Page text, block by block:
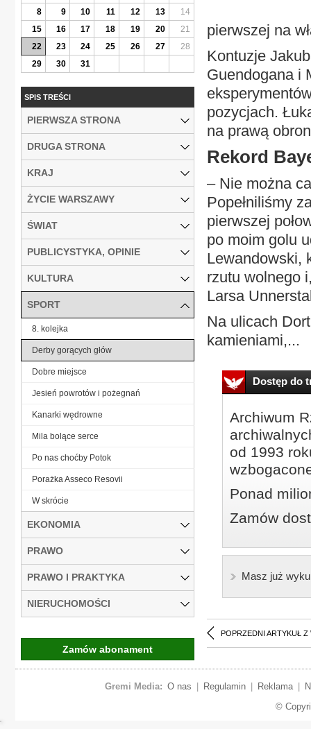
pierwszej na
Kontuzje
Guendogana i
pozycjach.
na prawą
Rekord
– Nie można
Popełniliśmy
pierwszej
po moim golu
Lewandowski,
rzutu wolnego
Larsa
Na ulicach
kamieniami,...
Dostęp do
Archiwum
od 1993
Ponad
Zamów
Masz już
POPRZEDNI ARTYKUŁ Z
8
9 10 11 12 13
14
15
16 17 18 19 20
21
22
23 24 25 26 27
28
29
30 31
SPIS TREŚCI
PIERWSZA STRONA
DRUGA STRONA
KRAJ
ŻYCIE WARSZAWY
ŚWIAT
PUBLICYSTYKA, OPINIE
KULTURA
SPORT
8. kolejka
Derby gorących głów
Dobre miejsce
Jesień powrotów i pożegnań
Kanarki wędrowne
Mila bolące serce
Po nas choćby Potok
Porażka Asseco Resovii
W skrócie
EKONOMIA
PRAWO
PRAWO I PRAKTYKA
NIERUCHOMOŚCI
Zamów abonament
Gremi Media: O nas Regulamin Reklama
©